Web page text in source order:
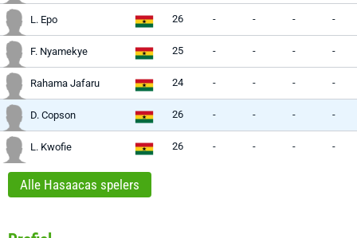
L. Epo 26 - - - -
F. Nyamekye 25 - - - -
Rahama Jafaru 24 - - - -
D. Copson 26 - - - -
L. Kwofie 26 - - - -
Alle Hasaacas spelers